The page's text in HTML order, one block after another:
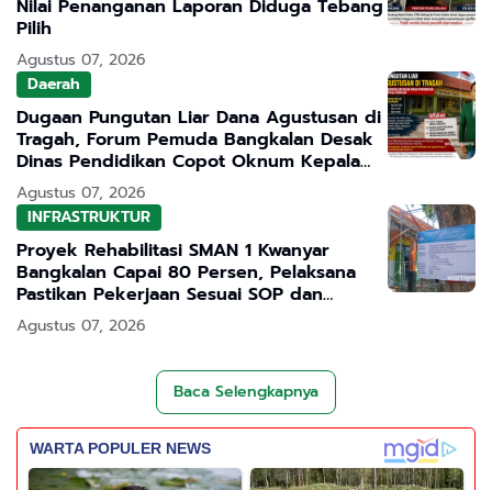
Nilai Penanganan Laporan Diduga Tebang
Pilih
Agustus 07, 2026
Daerah
Dugaan Pungutan Liar Dana Agustusan di
Tragah, Forum Pemuda Bangkalan Desak
Dinas Pendidikan Copot Oknum Kepala
Sekolah
Agustus 07, 2026
INFRASTRUKTUR
Proyek Rehabilitasi SMAN 1 Kwanyar
Bangkalan Capai 80 Persen, Pelaksana
Pastikan Pekerjaan Sesuai SOP dan
Transparan
Agustus 07, 2026
Baca Selengkapnya